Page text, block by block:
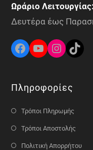
Ωράριο Λειτουργίας:
Δευτέρα έως
Πληροφορίες
Τρόποι Πληρωμής
Τρόποι Αποστολής
Πολιτική Απορρήτου